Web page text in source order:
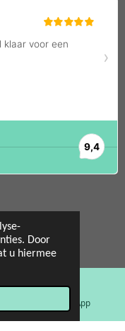
Door
u hiermee
WhatsApp